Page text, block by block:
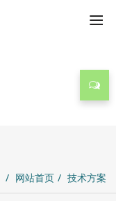
网站首页 技术方案